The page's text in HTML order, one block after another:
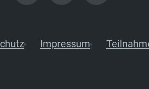
Impressum